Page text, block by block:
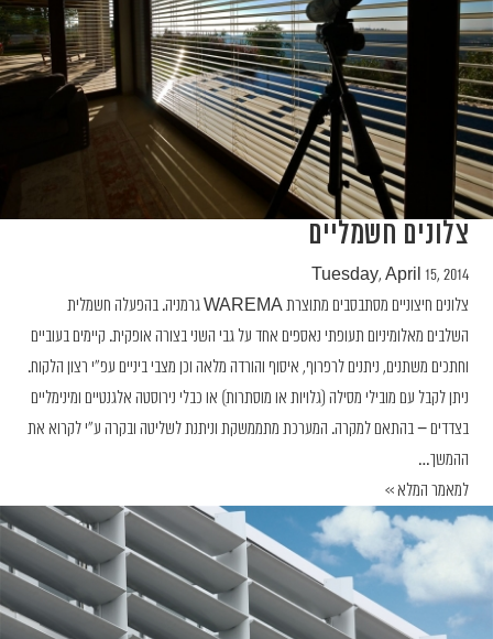
צלונים חשמליים
Tuesday, April 15, 2014
צלונים חיצוניים מסתבסבים מתוצרת WAREMA גרמניה. בהפעלה חשמלית
השלבים מאלומיניום תעופתי נאספים אחד על גבי השני בצורה אופקית. קיימים בעוביים
וחתכים משתנים, ניתנים לרפרוף, איסוף והורדה מלאה וכן מצבי ביניים עפ"י רצון הלקוח.
ניתן לקבל עם מובילי מסילה (גלויות או מוסתרות) או כבלי נירוסטה אלגנטיים ומינימליים
בצדדים − בהתאם למקרה. המערכת מתממשקת וניתנת לשליטה ובקרה ע"י לקרוא את
ההמשך…
למאמר המלא >>